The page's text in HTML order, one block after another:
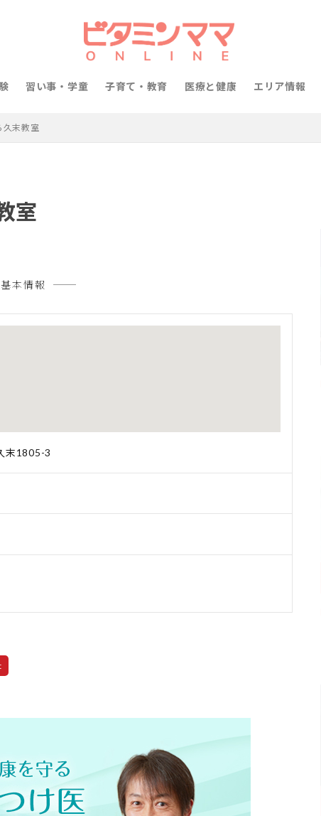
習い事・学童 子育て・教育 医療と健康 エリア情報
久末教室
室
基本情報
末1805-3